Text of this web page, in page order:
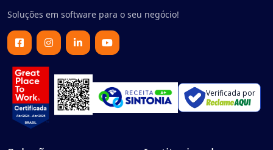
Soluções em software para o seu negócio!
Verificada por